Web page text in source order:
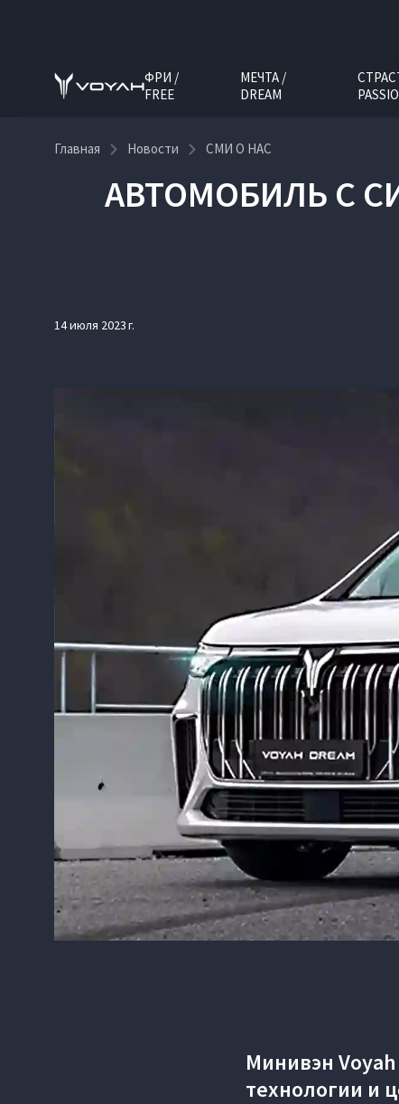
ФРИ /
FREE
МЕЧТА /
DREAM
Главная Новости СМИ О НАС
АВТОМОБИЛЬ С
14 июля 2023 г.
Минивэн
технологии и